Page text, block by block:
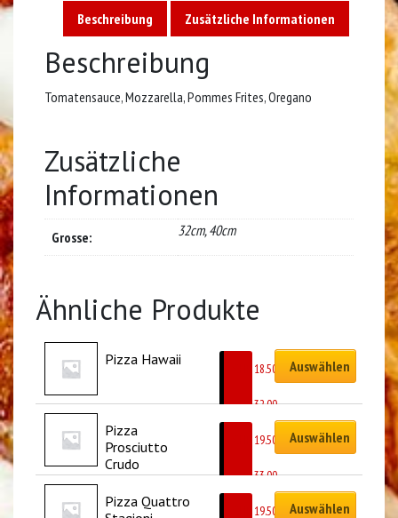
Beschreibung Zusätzliche Informationen
Beschreibung
Tomatensauce, Mozzarella, Pommes Frites, Oregano
Zusätzliche
Informationen
Grosse: 32cm, 40cm
Ähnliche Produkte
Pizza Hawaii
18.50
CHF32.00
Auswählen
Pizza
Prosciutto
Crudo
19.50
CHF33.00
Auswählen
Pizza Quattro
19.50
Auswählen